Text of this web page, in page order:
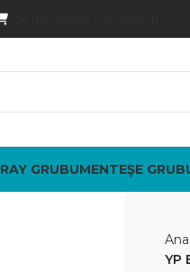
RAY GRUBUMENTEŞE
YP